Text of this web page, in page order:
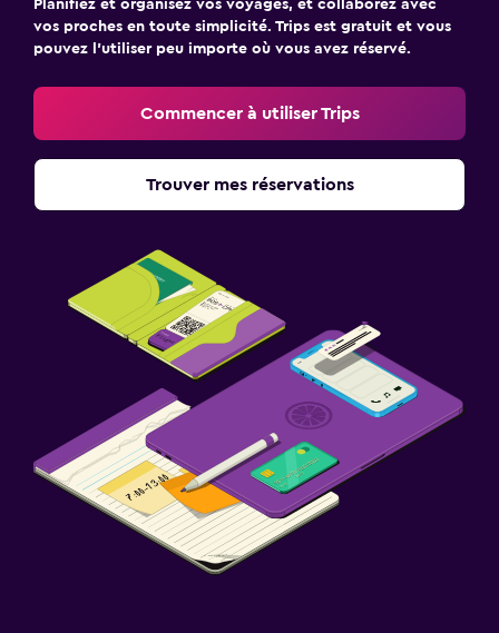
Planifiez et organisez vos voyages, et collaborez avec
vos proches en toute simplicité. Trips est gratuit et vous
pouvez l’utiliser peu importe où vous avez réservé.
Commencer à utiliser Trips
Trouver mes réservations